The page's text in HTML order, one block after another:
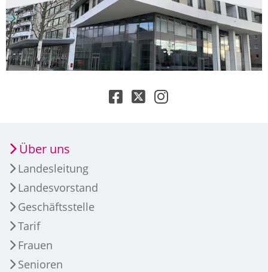
Über uns
Landesleitung
Landesvorstand
Geschäftsstelle
Tarif
Frauen
Senioren